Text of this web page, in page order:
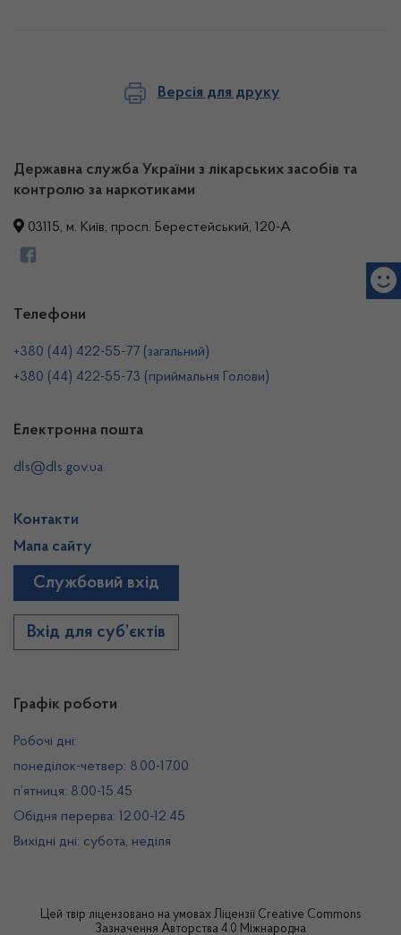
Версія для друку
Державна служба України з лікарських засобів та
контролю за наркотиками
03115, м. Київ, просп. Берестейський, 120-А
Графік роботи
Робочі дні:
понеділок-четвер: 8.00-17.00
п’ятниця: 8.00-15.45
Обідня перерва: 12.00-12.45
Вихідні дні: субота, неділя
Телефони
+380 (44) 422-55-77 (загальний)
+380 (44) 422-55-73 (приймальня Голови)
Електронна пошта
dls@dls.gov.ua
Контакти
Мапа сайту
Службовий вхід
Вхід для суб’єктів
Цей твір ліцензовано на умовах Ліцензії Creative Commons
Зазначення Авторства 4.0 Міжнародна